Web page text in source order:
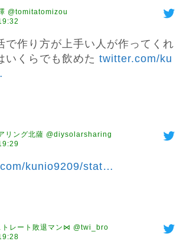
@tomitatomizou
で作り方が上手い人が作ってくれ
いくらでも飲めた twitter.com/ku
リング北薩 @diysolarsharing
kunio9209/stat…
トレート敗退マン⋈ @twi_bro